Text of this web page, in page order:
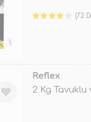
(72
Reflex
2 Kg Tavuklu